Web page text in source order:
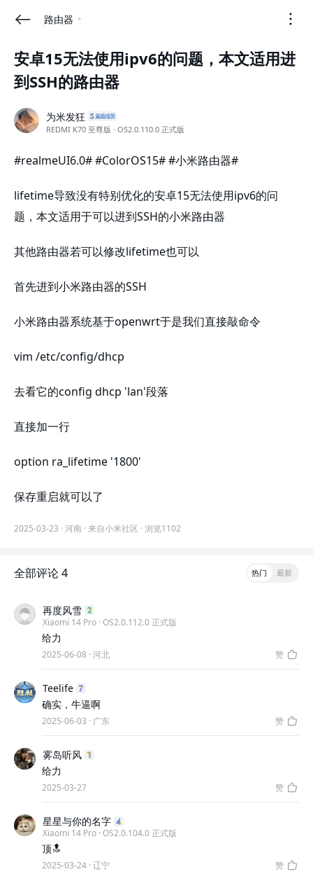
路由器
安卓15无法使用ipv6的问题，本文适用进
到SSH的路由器
为米发狂
REDMI K70 至尊版 · OS2.0.110.0 正式版
#realmeUI6.0# #ColorOS15# #小米路由器#
lifetime导致没有特别优化的安卓15无法使用ipv6的问
题，本文适用于可以进到SSH的小米路由器
其他路由器若可以修改lifetime也可以
首先进到小米路由器的SSH
小米路由器系统基于openwrt于是我们直接敲命令
vim /etc/config/dhcp
去看它的config dhcp 'lan'段落
直接加一行
option ra_lifetime '1800'
保存重启就可以了
2025-03-23 · 河南 · 来自小米社区 · 浏览1102
全部评论 4 热门 最新
再度风雪
Xiaomi 14 Pro · OS2.0.112.0 正式版
给力
2025-06-08 · 河北 赞
Teelife
确实，牛逼啊
2025-06-03 · 广东 赞
雾岛听风
给力
2025-03-27 赞
星星与你的名字
Xiaomi 14 Pro · OS2.0.104.0 正式版
顶🔝
2025-03-24 · 辽宁 赞